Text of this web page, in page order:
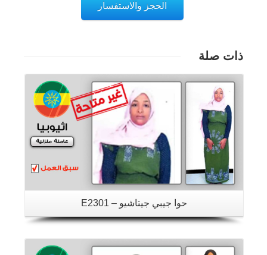
الحجز والاستفسار
ذات صلة
حوا جيبي جيتاشيو – E2301